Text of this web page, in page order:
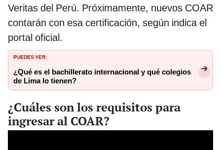
Veritas del Perú. Próximamente, nuevos COAR
contarán con esa certificación, según indica el
portal oficial.
PUEDES VER:
¿Qué es el bachillerato internacional y qué colegios
de Lima lo tienen?
¿Cuáles son los requisitos para
ingresar al COAR?